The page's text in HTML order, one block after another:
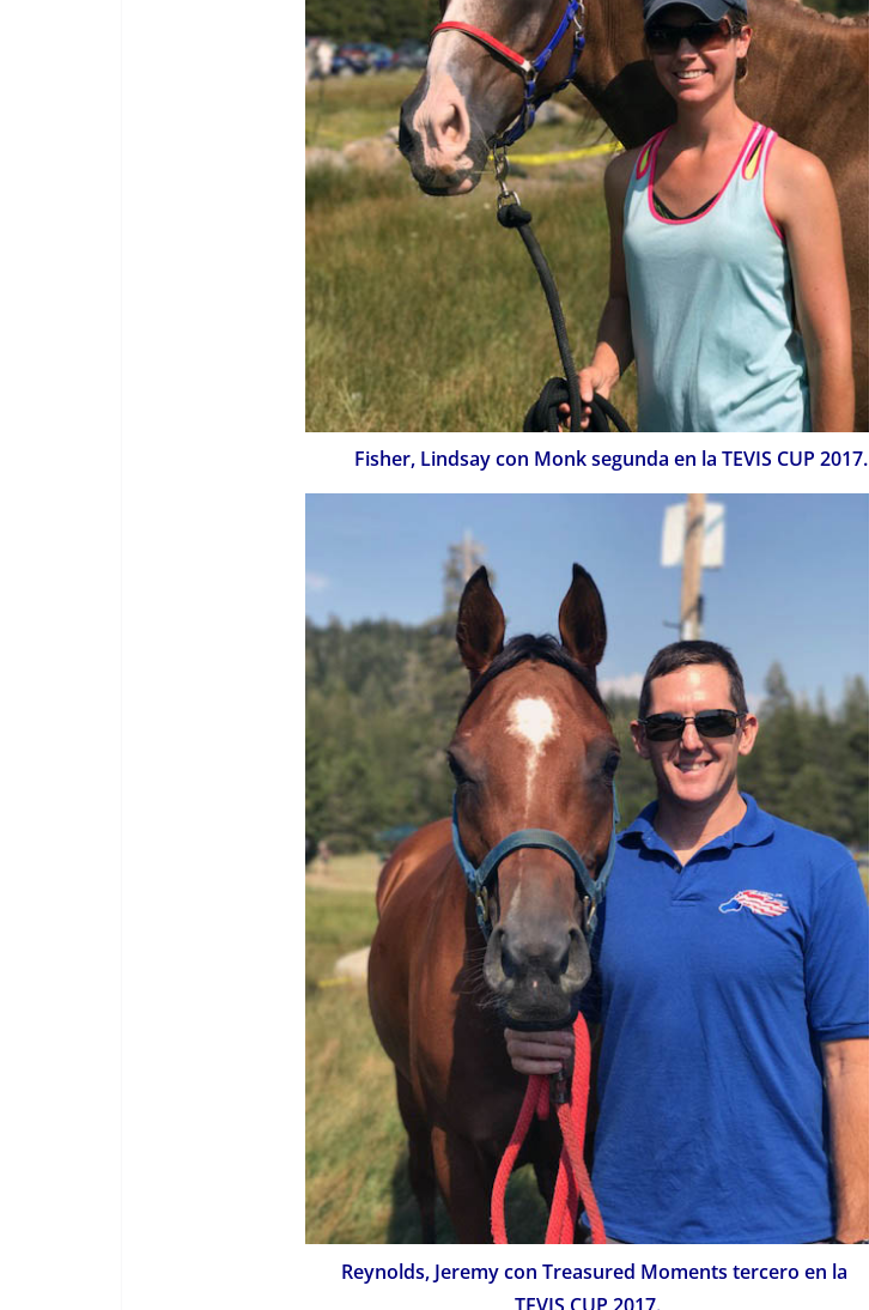
Fisher, Lindsay con Monk segunda en la TEVIS CUP 2017.
Reynolds, Jeremy con Treasured Moments tercero en la
TEVIS CUP 2017.